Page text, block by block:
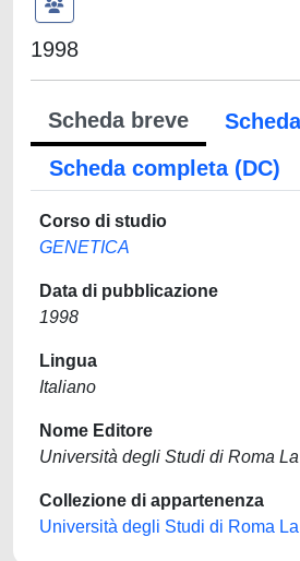
1998
Scheda breve
Scheda completa (DC)
Corso di studio
GENETICA
Data di pubblicazione
1998
Lingua
Italiano
Nome Editore
Università degli Studi di Roma
Collezione di appartenenza
Università degli Studi di Roma